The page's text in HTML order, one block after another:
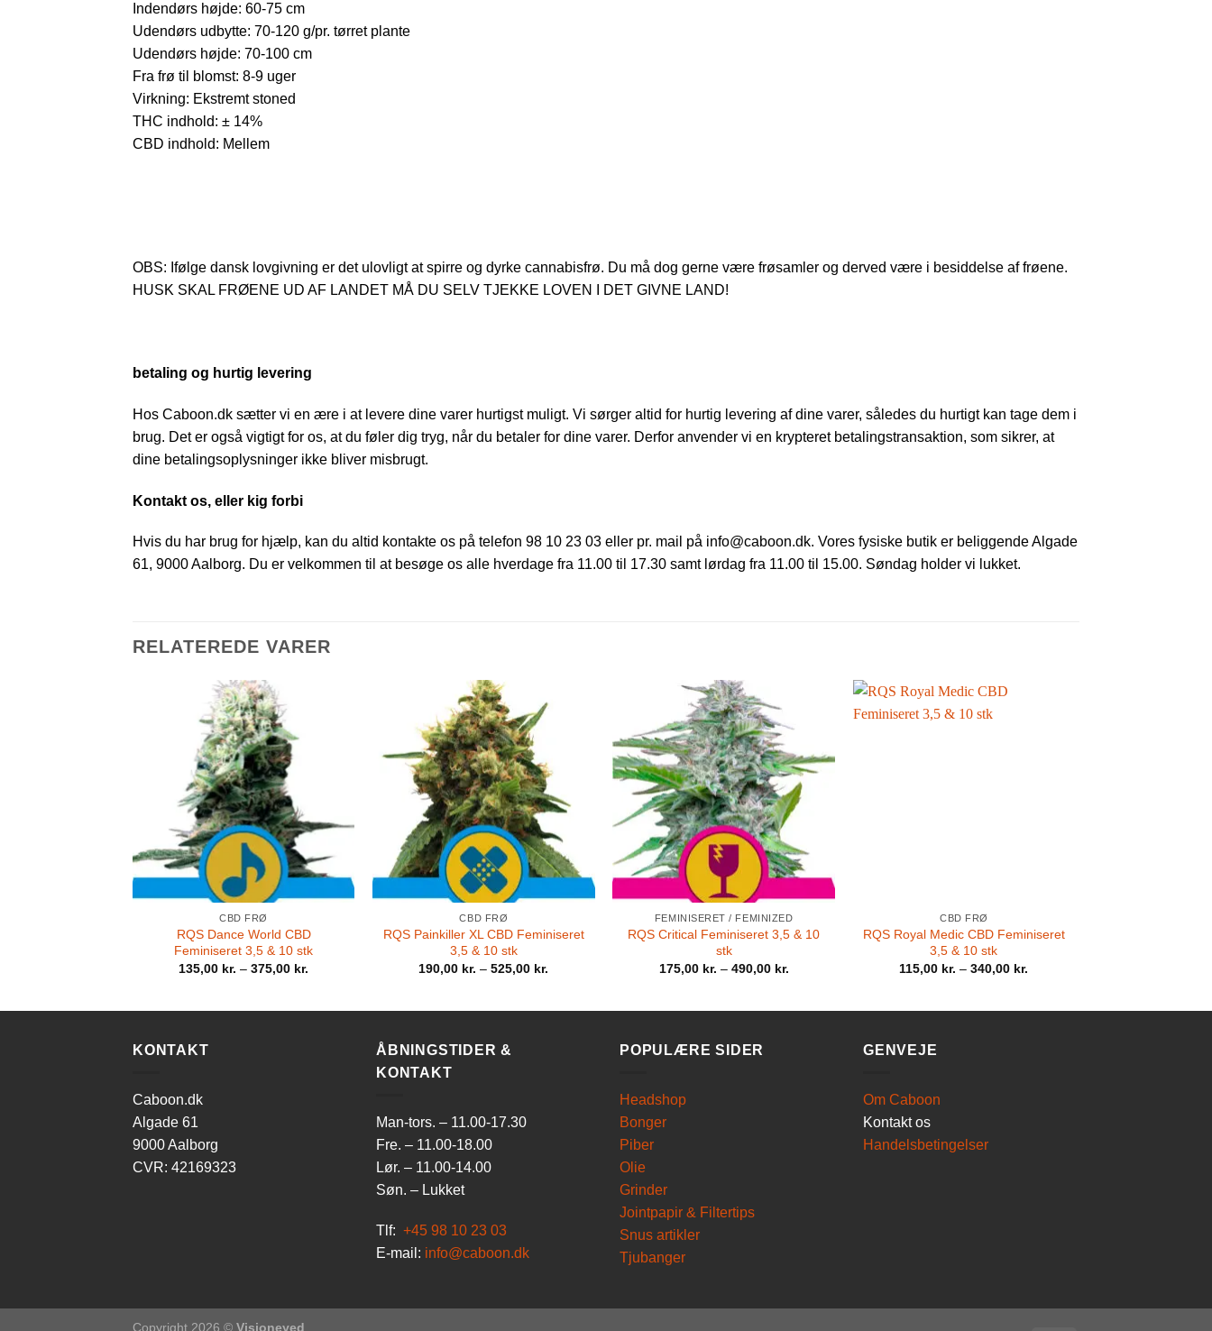
Indendørs højde: 60-75 cm
Udendørs udbytte: 70-120 g/pr. tørret plante
Udendørs højde: 70-100 cm
Fra frø til blomst: 8-9 uger
Virkning: Ekstremt stoned
THC indhold: ± 14%
CBD indhold: Mellem
OBS: Ifølge dansk lovgivning er det ulovligt at spirre og dyrke cannabisfrø. Du må dog gerne være frøsamler og derved være i besiddelse af frøene.
HUSK SKAL FRØENE UD AF LANDET MÅ DU SELV TJEKKE LOVEN I DET GIVNE LAND!
betaling og hurtig levering
Hos Caboon.dk sætter vi en ære i at levere dine varer hurtigst muligt. Vi sørger altid for hurtig levering af dine varer, således du hurtigt kan tage dem i
brug. Det er også vigtigt for os, at du føler dig tryg, når du betaler for dine varer. Derfor anvender vi en krypteret betalingstransaktion, som sikrer, at
dine betalingsoplysninger ikke bliver misbrugt.
Kontakt os, eller kig forbi
Hvis du har brug for hjælp, kan du altid kontakte os på telefon 98 10 23 03 eller pr. mail på info@caboon.dk. Vores fysiske butik er beliggende Algade
61, 9000 Aalborg. Du er velkommen til at besøge os alle hverdage fra 11.00 til 17.30 samt lørdag fra 11.00 til 15.00. Søndag holder vi lukket.
RELATEREDE VARER
CBD FRØ
RQS Dance World CBD
Feminiseret 3,5 & 10 stk
135,00 kr. –375,00 kr.
CBD FRØ
RQS Painkiller XL CBD Feminiseret
3,5 & 10 stk
190,00 kr. –525,00 kr.
FEMINISERET / FEMINIZED
RQS Critical Feminiseret 3,5 & 10
stk
175,00 kr. – 490,00 kr.
CBD FRØ
RQS Royal Medic CBD Feminiseret
3,5 & 10 stk
115,00 kr. –340,00 kr.
KONTAKT
Caboon.dk
Algade 61
9000 Aalborg
CVR: 42169323
ÅBNINGSTIDER &
KONTAKT
Man-tors. – 11.00-17.30
Fre. – 11.00-18.00
Lør. – 11.00-14.00
Søn. – Lukket
Tlf: +45 98 10 23 03
E-mail: info@caboon.dk
POPULÆRE SIDER
Headshop
Bonger
Piber
Olie
Grinder
Jointpapir & Filtertips
Snus artikler
Tjubanger
GENVEJE
Om Caboon
Kontakt os
Handelsbetingelser
Copyright 2026 © Visioneyed